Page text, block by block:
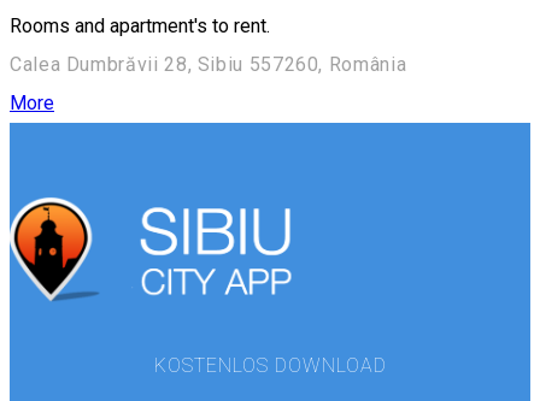
Rooms and apartment's to rent.
Calea Dumbrăvii 28, Sibiu 557260, România
More
KOSTENLOS DOWNLOAD